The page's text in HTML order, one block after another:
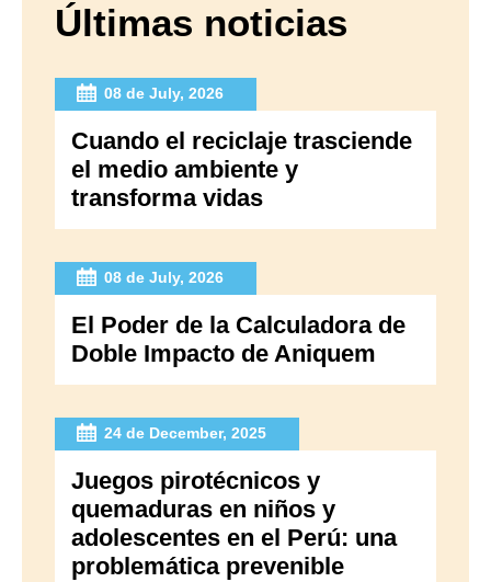
Últimas noticias
08 de July, 2026
Cuando el reciclaje trasciende
el medio ambiente y
transforma vidas
08 de July, 2026
El Poder de la Calculadora de
Doble Impacto de Aniquem
24 de December, 2025
Juegos pirotécnicos y
quemaduras en niños y
adolescentes en el Perú: una
problemática prevenible